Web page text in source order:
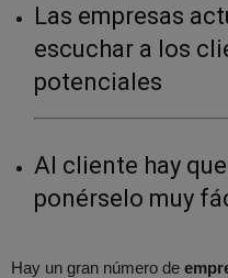
Las empresas
escuchar a los
potenciales
Al cliente hay
ponérselo muy
Hay un gran número de